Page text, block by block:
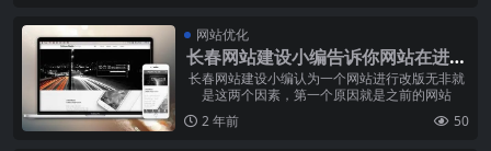
网站优化
长春网站建设小编告诉你网站在进行
改版的时候需要注意哪些问题?
长春网站建设小编认为一个网站进行改版无非就
是这两个因素，第一个原因就是之前的网站
2 年前
50